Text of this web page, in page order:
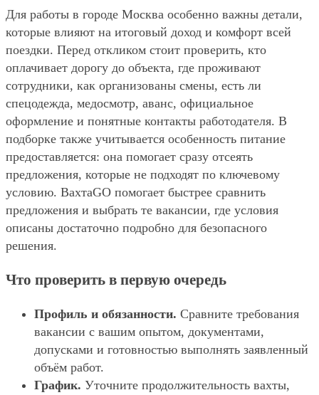
Для работы в городе Москва особенно важны детали,
которые влияют на итоговый доход и комфорт всей
поездки. Перед откликом стоит проверить, кто
оплачивает дорогу до объекта, где проживают
сотрудники, как организованы смены, есть ли
спецодежда, медосмотр, аванс, официальное
оформление и понятные контакты работодателя. В
подборке также учитывается особенность питание
предоставляется: она помогает сразу отсеять
предложения, которые не подходят по ключевому
условию. ВахтаGO помогает быстрее сравнить
предложения и выбрать те вакансии, где условия
описаны достаточно подробно для безопасного
решения.
Что проверить в первую очередь
Профиль и обязанности. Сравните требования
вакансии с вашим опытом, документами,
допусками и готовностью выполнять заявленный
объём работ.
График. Уточните продолжительность вахты,